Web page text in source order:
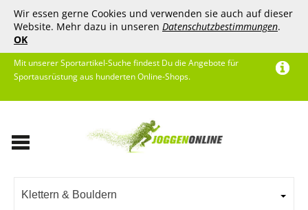
Wir essen gerne Cookies und verwenden sie auch auf dieser
Website. Mehr dazu in unseren Datenschutzbestimmungen.
OK
Mit unserer Sportartikel-Suche findest Du die Angebote für
Sportausrüstung aus hunderten Online-Shops.
Klettern & Bouldern